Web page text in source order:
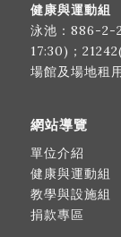
健康與運動組
泳池： 886-2-
17:30)；
場館及場地租
網站導覽
單位介紹
健康與運動組
教學與設施組
捐款專區